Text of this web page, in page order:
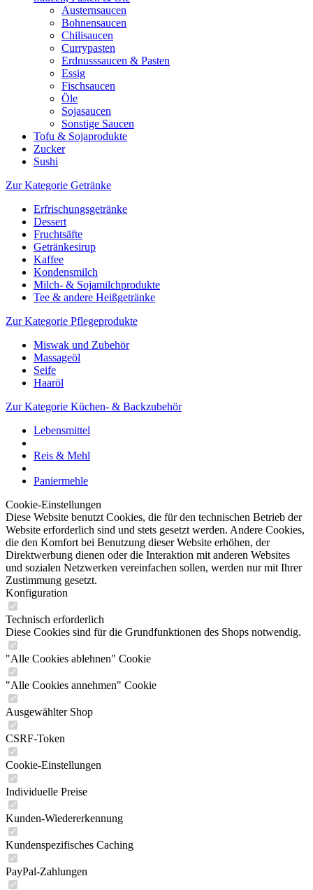
Austernsaucen
Bohnensaucen
Chilisaucen
Currypasten
Erdnusssaucen & Pasten
Essig
Fischsaucen
Öle
Sojasaucen
Sonstige Saucen
Tofu & Sojaprodukte
Zucker
Sushi
Zur Kategorie Getränke
Erfrischungsgetränke
Dessert
Fruchtsäfte
Getränkesirup
Kaffee
Kondensmilch
Milch- & Sojamilchprodukte
Tee & andere Heißgetränke
Zur Kategorie Pflegeprodukte
Miswak und Zubehör
Massageöl
Seife
Haaröl
Zur Kategorie Küchen- & Backzubehör
Lebensmittel
Reis & Mehl
Paniermehle
Cookie-Einstellungen
Diese Website benutzt Cookies, die für den technischen Betrieb der
Website erforderlich sind und stets gesetzt werden. Andere Cookies,
die den Komfort bei Benutzung dieser Website erhöhen, der
Direktwerbung dienen oder die Interaktion mit anderen Websites
und sozialen Netzwerken vereinfachen sollen, werden nur mit Ihrer
Zustimmung gesetzt.
Konfiguration
Technisch erforderlich
Diese Cookies sind für die Grundfunktionen des Shops notwendig.
"Alle Cookies ablehnen" Cookie
"Alle Cookies annehmen" Cookie
Ausgewählter Shop
CSRF-Token
Cookie-Einstellungen
Individuelle Preise
Kunden-Wiedererkennung
Kundenspezifisches Caching
PayPal-Zahlungen